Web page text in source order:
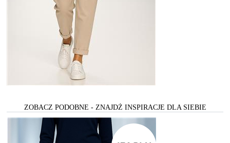
ZOBACZ PODOBNE - ZNAJDŻ INSPIRACJE DLA SIEBIE